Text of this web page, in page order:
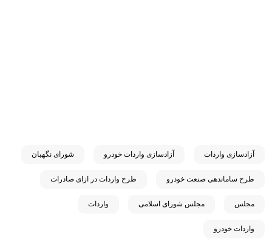
آزادسازی واردات آزادسازی واردات خودرو شورای نگهبان
طرح ساماندهی صنعت خودرو طرح واردات در ازای صادرات
مجلس مجلس شورای اسلامی واردات
واردات خودرو